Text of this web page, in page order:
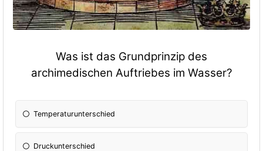
Was ist das Grundprinzip des
archimedischen Auftriebes im Wasser?
Temperaturunterschied
Druckunterschied